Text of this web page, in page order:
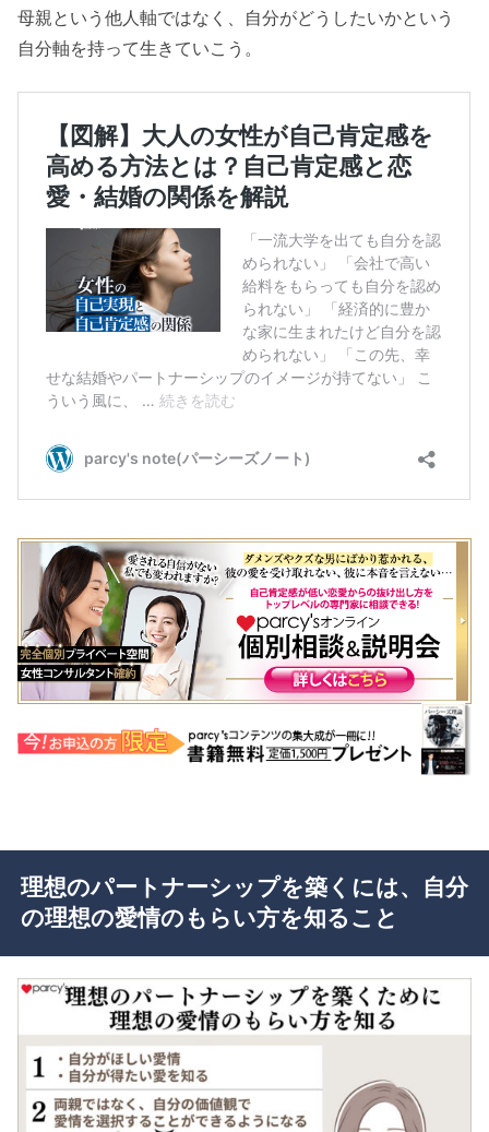
母親という他人軸ではなく、自分がどうしたいかという
自分軸を持って生きていこう。
理想のパートナーシップを築くには、自分
の理想の愛情のもらい方を知ること